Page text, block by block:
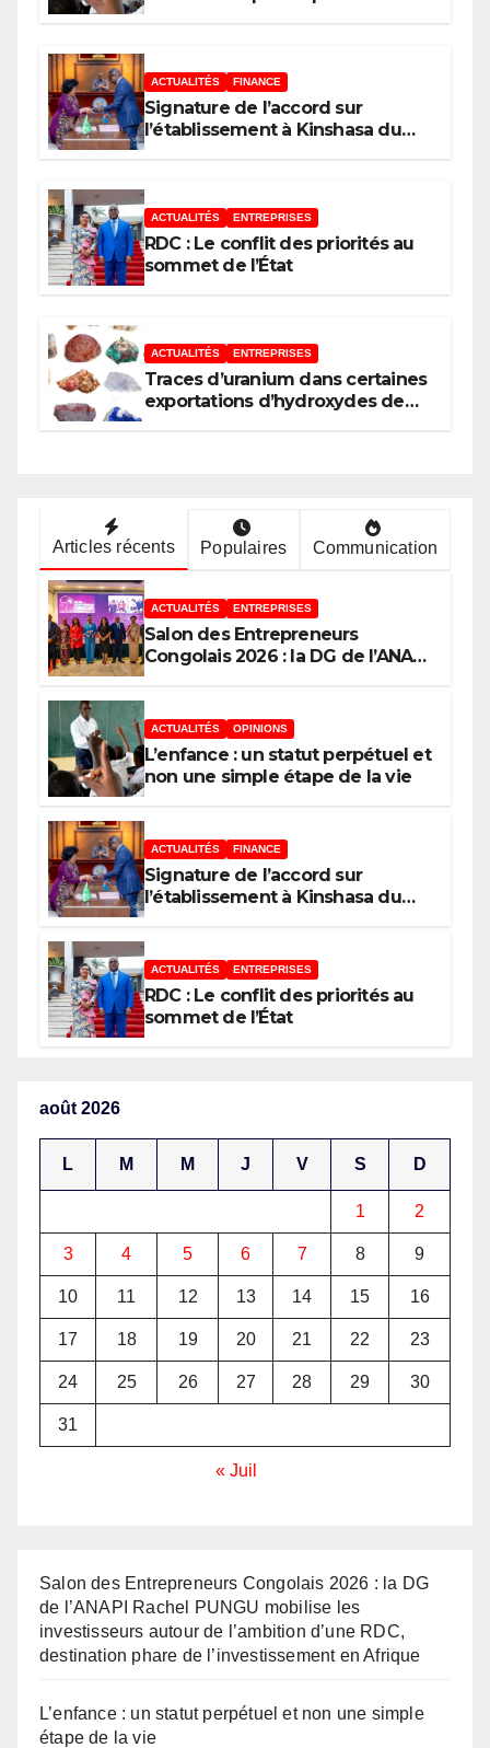
ACTUALITÉS FINANCE
Signature de l’accord sur
l’établissement à Kinshasa du
pour le développement de
l’Afrique (AUDA-NEPAD)
ACTUALITÉS ENTREPRISES
RDC : Le conflit des priorités au
sommet de l’État
ACTUALITÉS ENTREPRISES
Traces d’uranium dans certaines
exportations d’hydroxydes de
Articles récents Populaires Communication
ACTUALITÉS ENTREPRISES
Salon des Entrepreneurs
Congolais 2026 : la DG de l’ANAPI
l’ambition d’une RDC, destination
phare de l’investissement en
Afrique
ACTUALITÉS OPINIONS
L’enfance : un statut perpétuel et
non une simple étape de la vie
ACTUALITÉS FINANCE
Signature de l’accord sur
l’établissement à Kinshasa du
africaine–Nouveau Partenariat
pour le développement de
l’Afrique (AUDA-NEPAD)
ACTUALITÉS ENTREPRISES
RDC : Le conflit des priorités au
sommet de l’État
août 2026
L M M J V S D
1 2
3 4 5 6 7 8 9
10 11 12 13 14 15 16
17 18 19 20 21 22 23
24 25 26 27 28 29 30
31
« Juil
Salon des Entrepreneurs Congolais 2026 : la DG
de l’ANAPI Rachel PUNGU mobilise les
investisseurs autour de l’ambition d’une RDC,
destination phare de l’investissement en Afrique
L’enfance : un statut perpétuel et non une simple
étape de la vie